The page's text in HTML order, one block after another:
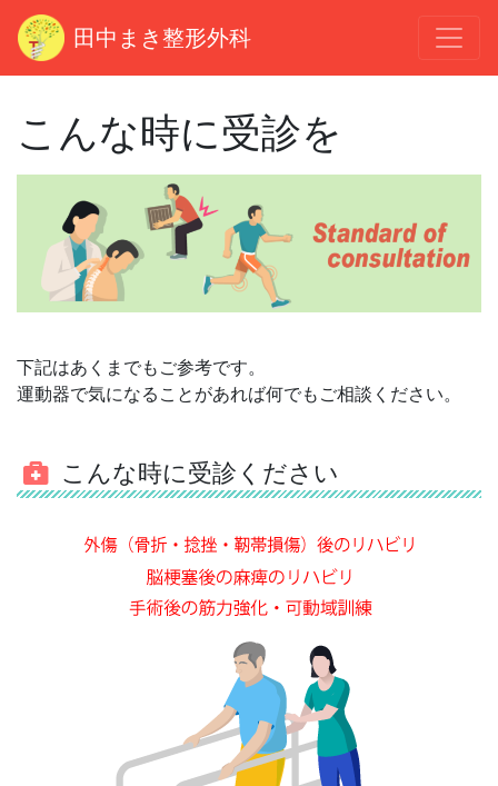
田中まき整形外科
こんな時に受診を
下記はあくまでもご参考です。
運動器で気になることがあれば何でもご相談ください。
こんな時に受診ください